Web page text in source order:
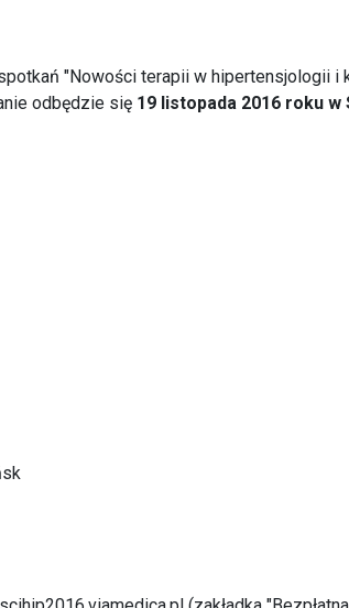
"Nowości terapii w hipertensjologii i
odbędzie się 19 listopada 2016 roku w